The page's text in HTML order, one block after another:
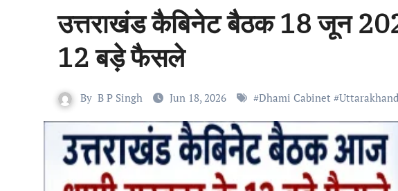
उत्तराखंड कैबिनेट बैठक 18 जून
12 बड़े फैसले
By B P Singh Jun 18, 2026 #Dhami Cabinet #Uttarakhand